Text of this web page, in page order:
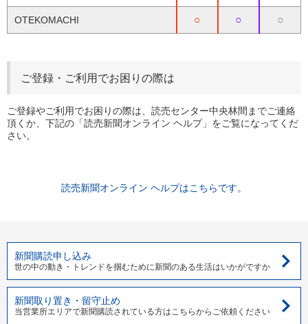
OTEKOMACHI ○ ○ ○
ご登録・ご利用でお困りの際は
ご登録やご利用でお困りの際は、読売センター中央林間までご連絡
頂くか、下記の「読売新聞オンライン ヘルプ」をご覧になってくだ
さい。
読売新聞オンライン ヘルプはこちらです。
新聞購読申し込み
世の中の動き・トレンドを掴むために新聞のある生活はいかがですか
新聞取り置き・留守止め
当営業所エリアで新聞購読されている方はこちらからご依頼ください